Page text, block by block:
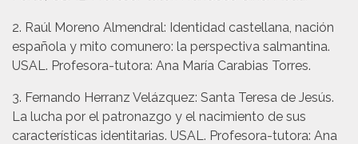
2. Raúl Moreno Almendral: Identidad castellana, nación
española y mito comunero: la perspectiva salmantina.
USAL. Profesora-tutora: Ana María Carabias Torres.
3. Fernando Herranz Velázquez: Santa Teresa de Jesús.
La lucha por el patronazgo y el nacimiento de sus
características identitarias. USAL. Profesora-tutora: Ana